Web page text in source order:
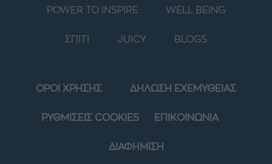
POWER TO INSPIRE WELL BEING
ΣΠΙΤΙ JUICY BLOGS
ΟΡΟΙ ΧΡΗΣΗΣ ΔΗΛΩΣΗ ΕΧΕΜΥΘΕΙΑΣ
ΡΥΘΜΙΣΕΙΣ COOKIES ΕΠΙΚΟΙΝΩΝΙΑ
ΔΙΑΦΗΜΙΣΗ